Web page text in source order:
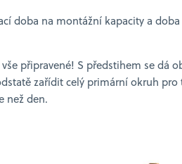
doba na montážní kapacity a
připravené! S předstihem se dá
zařídit celý primární okruh
než den.